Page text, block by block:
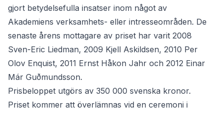
gjort betydelsefulla insatser inom något av
Akademiens verksamhets- eller intresseområden. De
senaste årens mottagare av priset har varit 2008
Sven-Eric Liedman, 2009 Kjell Askildsen, 2010 Per
Olov Enquist, 2011 Ernst Håkon Jahr och 2012 Einar
Már Guðmundsson.
Prisbeloppet utgörs av 350 000 svenska kronor.
Priset kommer att överlämnas vid en ceremoni i